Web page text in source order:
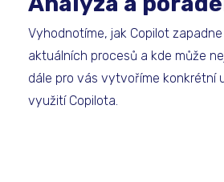
Vyhodnotíme, jak Copilot
aktuálních procesů a kde může
dále pro vás vytvoříme konkrétní
využití Copilota.